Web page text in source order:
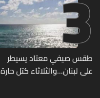
طقس صيفي معتاد يسيطر
على لبنان...والثلاثاء كتل حارة